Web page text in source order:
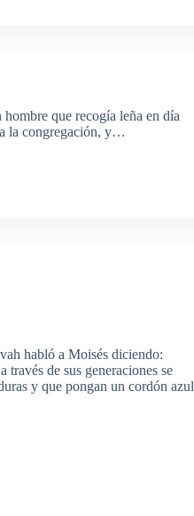
que recogía leña en día
la congregación, y…
habló a Moisés diciendo:
través de sus generaciones se
y que pongan un cordón azul